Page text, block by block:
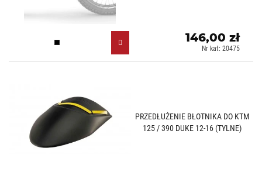
Czarny (N)
146,00 zł
Nr kat: 20475
PRZEDŁUŻENIE BŁOTNIKA DO KTM
125 / 390 DUKE 12-16 (TYLNE)